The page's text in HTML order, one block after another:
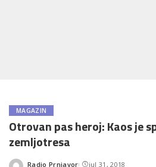
MAGAZIN
Otrovan pas heroj: Kaos je
zemljotresa
Radio Prnjavor jul 31, 2018